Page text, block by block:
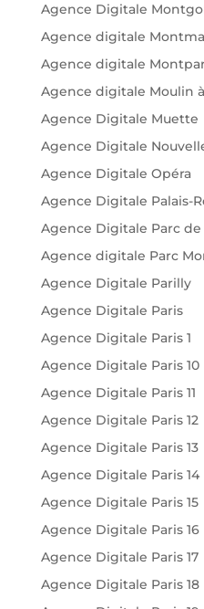
Agence Digitale
Agence digitale
Agence digitale
Agence digitale Moulin
Agence Digitale Muette
Agence Digitale
Agence Digitale Opéra
Agence Digitale Palais-
Agence Digitale Parc de
Agence digitale Parc
Agence Digitale Parilly
Agence Digitale Paris
Agence Digitale Paris 1
Agence Digitale Paris 10
Agence Digitale Paris 11
Agence Digitale Paris 12
Agence Digitale Paris 13
Agence Digitale Paris 14
Agence Digitale Paris 15
Agence Digitale Paris 16
Agence Digitale Paris 17
Agence Digitale Paris 18